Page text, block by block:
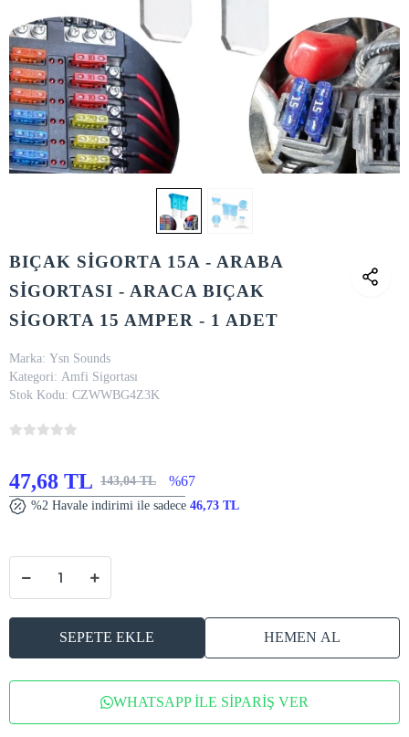
BIÇAK SİGORTA 15A - ARABA
SİGORTASI - ARACA BIÇAK
SİGORTA 15 AMPER - 1 ADET
Marka: Ysn Sounds
Kategori: Amfi Sigortası
Stok Kodu: CZWWBG4Z3K
47,68 TL 143,04 TL %67
%2 Havale indirimi ile sadece 46,73 TL
SEPETE EKLE HEMEN AL
WHATSAPP İLE SİPARİŞ VER